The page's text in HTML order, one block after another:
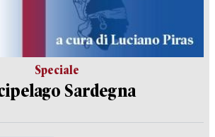
Speciale
Sardegna